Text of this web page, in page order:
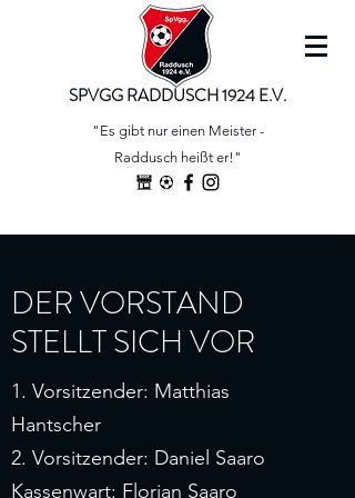
SPVGG RADDUSCH 1924 E.V.
"Es gibt nur einen Meister -
Raddusch heißt er!"
DER VORSTAND
STELLT SICH VOR
1. Vorsitzender: Matthias
Hantscher
2. Vorsitzender: Daniel Saaro
Kassenwart: Florian Saaro